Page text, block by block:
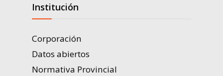
Institución
Corporación
Datos abiertos
Normativa Provincial